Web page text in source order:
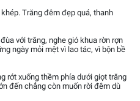
Trăng đêm đẹp quá, thanh
với trăng, nghe gió khua rờn rợn
ngày mỏi mệt vì lao tác, vì bộn bề
rớt xuống thềm phía dưới giọt trăng
đến chẳng còn muốn rời đêm dù